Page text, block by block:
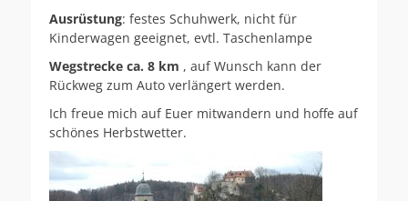
Ausrüstung: festes Schuhwerk, nicht für
Kinderwagen geeignet, evtl. Taschenlampe
Wegstrecke ca. 8 km , auf Wunsch kann der
Rückweg zum Auto verlängert werden.
Ich freue mich auf Euer mitwandern und hoffe auf
schönes Herbstwetter.